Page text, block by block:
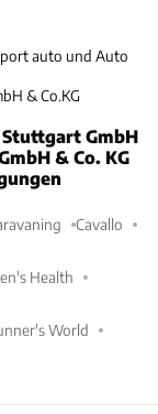
auto und Auto
& Co.KG
GmbH
& Co. KG
Cavallo
Health
World